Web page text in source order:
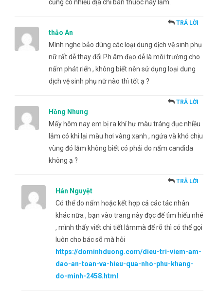
cũng có nhiều địa chỉ bán thuốc này lắm.
thảo An
TRẢ LỜI
Mình nghe bảo dùng các loại dung dịch vệ sinh phụ
nữ rất dễ thay đổi Ph âm đạo dễ là môi trường cho
nấm phát riển , không biết nên sử dụng loại dung
dịch vệ sinh phụ nữ nào thì tốt ạ ?
Hồng Nhung
TRẢ LỜI
Mấy hôm nay em bị ra khí hư màu tráng đục nhiều
lắm có khi lại màu hơi vàng xanh , ngứa và khó chịu
vùng đó lắm không biết có phải do nấm candida
không ạ ?
Hán Nguyệt
TRẢ LỜI
Có thể do nấm hoặc kết hợp cả các tác nhân
khác nữa , bạn vào trang này đọc để tìm hiểu nhé
, mình thấy viết chi tiết lắmmà để rõ thì có thể gọi
luôn cho bác sõ mà hỏi
https://dominhduong.com/dieu-tri-viem-am-
dao-an-toan-va-hieu-qua-nho-phu-khang-
do-minh-2458.html